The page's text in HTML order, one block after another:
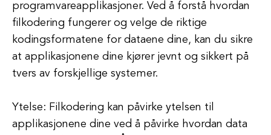
programvareapplikasjoner. Ved å forstå hvordan
filkodering fungerer og velge de riktige
kodingsformatene for dataene dine, kan du sikre
at applikasjonene dine kjører jevnt og sikkert på
tvers av forskjellige systemer.
Ytelse: Filkodering kan påvirke ytelsen til
applikasjonene dine ved å påvirke hvordan data